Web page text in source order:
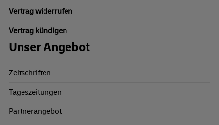
Vertrag widerrufen
Vertrag kündigen
Unser Angebot
Zeitschriften
Tageszeitungen
Partnerangebot